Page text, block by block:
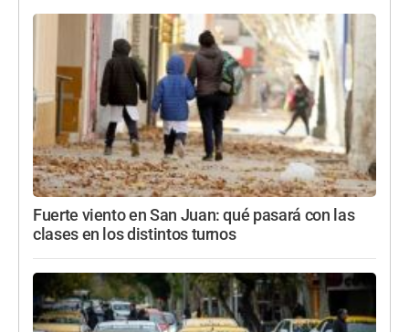
Fuerte viento en San Juan: qué pasará con las
clases en los distintos turnos